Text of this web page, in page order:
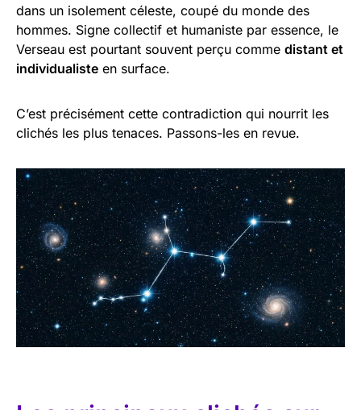
dans un isolement céleste, coupé du monde des
hommes. Signe collectif et humaniste par essence, le
Verseau est pourtant souvent perçu comme distant et
individualiste en surface.
C’est précisément cette contradiction qui nourrit les
clichés les plus tenaces. Passons-les en revue.